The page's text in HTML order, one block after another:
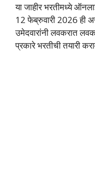
या जाहीर भरतीमध्ये
12 फेब्रुवारी 2026 ही
उमेदवारांनी लवकरात
प्रकारे भरतीची तयारी